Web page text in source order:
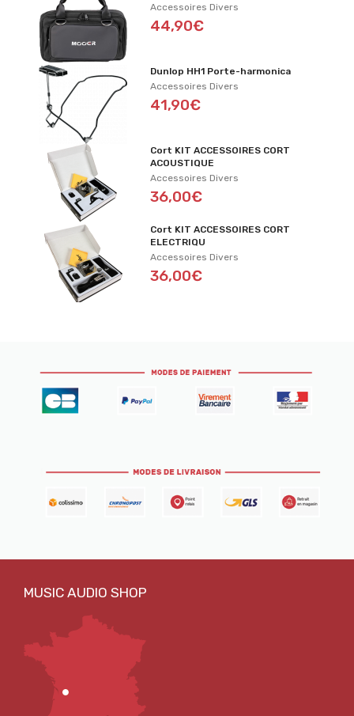
Accessoires Divers
44,90€
Dunlop HH1 Porte-harmonica
Accessoires Divers
41,90€
Cort KIT ACCESSOIRES CORT
ACOUSTIQUE
Accessoires Divers
36,00€
Cort KIT ACCESSOIRES CORT
ELECTRIQU
Accessoires Divers
36,00€